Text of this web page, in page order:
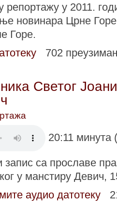
репортажу у 2011.
новинара Црне
Горе.
702
Светог
20:11
запис са прославе
у манстиру Девич,
аудио датотеку